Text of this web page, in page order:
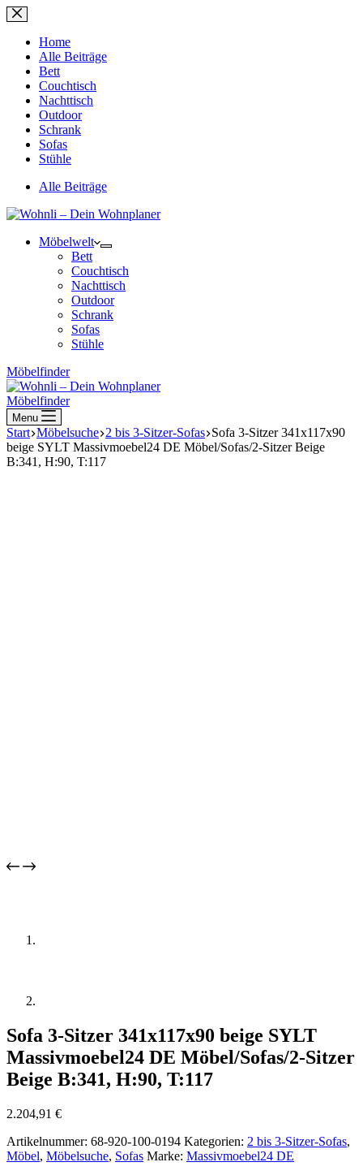
Zum
springenHome
Alle Beiträge
Bett
Couchtisch
Nachttisch
Outdoor
Schrank
Sofas
Stühle
Alle Beiträge
Möbelwelt
Bett
Couchtisch
Nachttisch
Outdoor
Schrank
Sofas
Stühle
Möbelfinder
Möbelfinder
Menu
Start Möbelsuche 2 bis 3-Sitzer-Sofas Sofa 3-Sitzer 341x117x90
beige SYLT Massivmoebel24 DE Möbel/Sofas/2-Sitzer Beige
B:341, H:90, T:117
Sofa 3-Sitzer 341x117x90 beige SYLT
Massivmoebel24 DE Möbel/Sofas/2-Sitzer
Beige B:341, H:90, T:117
2.204,91 €
Artikelnummer: 68-920-100-0194 Kategorien: 2 bis 3-Sitzer-Sofas,
Möbel, Möbelsuche, Sofas Marke: Massivmoebel24 DE